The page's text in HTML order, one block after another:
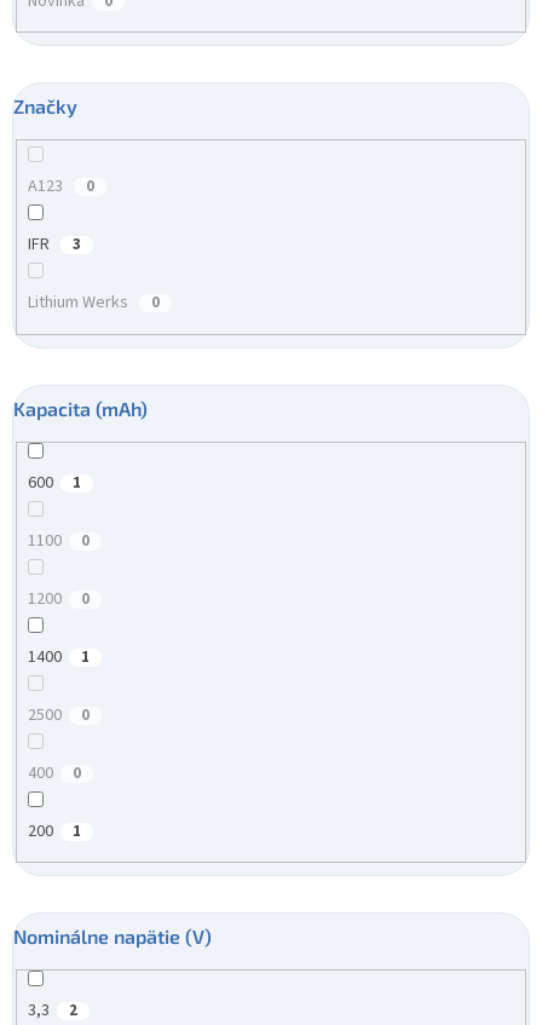
Značky
A123 0
IFR 3
Lithium Werks 0
Kapacita (mAh)
600 1
1100 0
1200 0
1400 1
2500 0
400 0
200 1
Nominálne napätie (V)
3,3 2